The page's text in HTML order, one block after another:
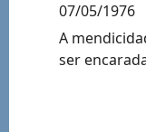
07/05/1976
A
ser